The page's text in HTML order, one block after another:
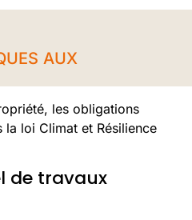
AUX
les obligations
loi Climat et Résilience
de travaux